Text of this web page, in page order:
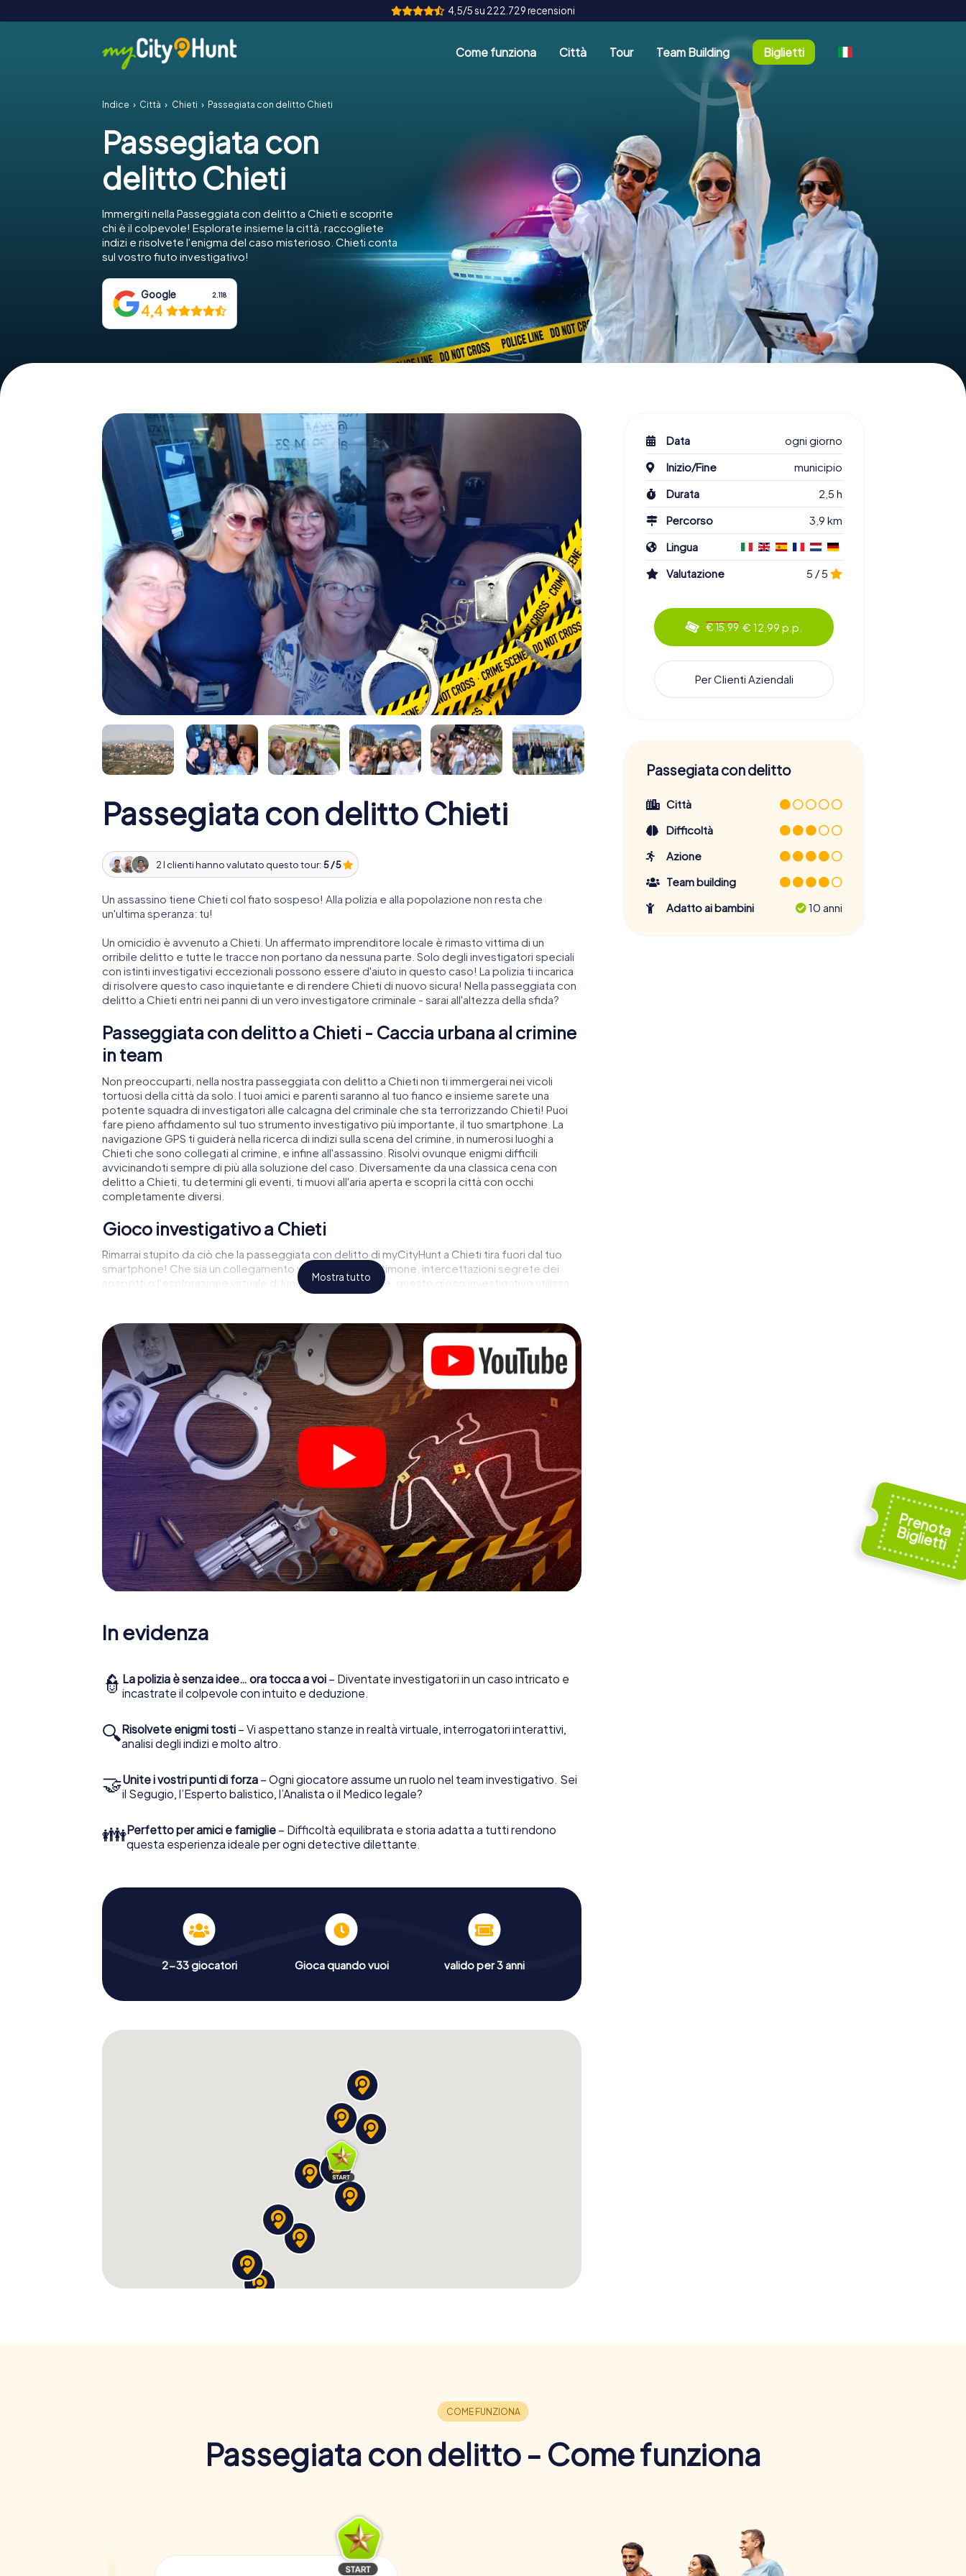
4,5/5 su 222.729 recensioni
Come funziona Città Tour Team Building Biglietti
Indice Città Chieti Passegiata con delitto Chieti
Passegiata con
delitto Chieti
Immergiti nella Passeggiata con delitto a Chieti e scoprite
chi è il colpevole! Esplorate insieme la città, raccogliete
indizi e risolvete l'enigma del caso misterioso. Chieti conta
sul vostro fiuto investigativo!
Google 2.118
4,4
Passegiata con delitto Chieti
2 I clienti hanno valutato questo tour:5 / 5
Un assassino tiene Chieti col fiato sospeso! Alla polizia e alla popolazione non resta che
un'ultima speranza: tu!
Un omicidio è avvenuto a Chieti. Un affermato imprenditore locale è rimasto vittima di un
orribile delitto e tutte le tracce non portano da nessuna parte. Solo degli investigatori speciali
con istinti investigativi eccezionali possono essere d'aiuto in questo caso! La polizia ti incarica
di risolvere questo caso inquietante e di rendere Chieti di nuovo sicura! Nella passeggiata con
delitto a Chieti entri nei panni di un vero investigatore criminale - sarai all'altezza della sfida?
Passeggiata con delitto a Chieti - Caccia urbana al crimine
in team
Non preoccuparti, nella nostra passeggiata con delitto a Chieti non ti immergerai nei vicoli
tortuosi della città da solo. I tuoi amici e parenti saranno al tuo fianco e insieme sarete una
potente squadra di investigatori alle calcagna del criminale che sta terrorizzando Chieti! Puoi
fare pieno affidamento sul tuo strumento investigativo più importante, il tuo smartphone. La
navigazione GPS ti guiderà nella ricerca di indizi sulla scena del crimine, in numerosi luoghi a
Chieti che sono collegati al crimine, e infine all'assassino. Risolvi ovunque enigmi difficili
avvicinandoti sempre di più alla soluzione del caso. Diversamente da una classica cena con
delitto a Chieti, tu determini gli eventi, ti muovi all'aria aperta e scopri la città con occhi
completamente diversi.
Gioco investigativo a Chieti
Rimarrai stupito da ciò che la passeggiata con delitto di myCityHunt a Chieti tira fuori dal tuo
smartphone! Che sia un collegamento video con un testimone, intercettazioni segrete dei
sospetti o l'esplorazione virtuale di luoghi di cospirazione, questo gioco investigativo utilizza
tutte le capacità multimediali del tuo dispositivo portatile. Ma la passeggiata con delitto a
eccitanti e padroneggerai l'evento investigativo attraverso Chieti come criminologo, analista
di casi o patologo forense. Stimolanti compiti aggiuntivi sul tuo cellulare, che corrispondono al
tuo personaggio, daranno un significato completamente nuovo alla parola "varietà".
La passeggiata con delitto a Chieti può iniziare!
Ora tutto ciò che ti serve per iniziare la tua indagine a Chieti è Il codice del tuo biglietto!
Ordinalo con pochi click su nostro Negozio di Biglietti, e in pochi minuti sarà nella tua casella di
posta elettronica. Avvia il tuo browser online, inserisci il codice - e sei pronto a iniziare!
Cosa stai aspettando? Chieti conta su di te!
Mostra tutto
In evidenza
👮 La polizia è senza idee… ora tocca a voi – Diventate investigatori in un caso intricato e
incastrate il colpevole con intuito e deduzione.
🔍Risolvete enigmi tosti – Vi aspettano stanze in realtà virtuale, interrogatori interattivi,
analisi degli indizi e molto altro.
🤝Unite i vostri punti di forza – Ogni giocatore assume un ruolo nel team investigativo. Sei
il Segugio, l’Esperto balistico, l’Analista o il Medico legale?
👪Perfetto per amici e famiglie – Difficoltà equilibrata e storia adatta a tutti rendono
questa esperienza ideale per ogni detective dilettante.
2-33 giocatori Gioca quando vuoi valido per 3 anni
Data
ogni giorno
Inizio/Fine
municipio
Durata
2,5 h
Percorso
3,9 km
Lingua
Valutazione
5 / 5
€ 15,99 € 12,99 p.p.
Per Clienti Aziendali
Passegiata con delitto
Città
Difficoltà
Azione
Team building
Adatto ai bambini
10 anni
Passegiata con delitto - Come funziona